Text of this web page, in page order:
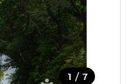
1 / 7